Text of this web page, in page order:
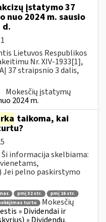
įstatymo 37
nuo 2024 m. sausio
d.
Lietuvos Respublikos
Nr. XIV-1933[1],
37 straipsnio 3 dalis,
Mokesčių įstatymų
2024 m.
taikoma, kai
Ši informacija skelbiama:
pelno paskirstymo
pmį 32 str.
pmį 16 str.
turtu
Mokesčių
» Dividendai ir